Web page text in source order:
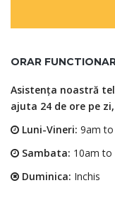
ORAR
Asistența noastră
ajuta 24 de ore pe
Luni-Vineri: 9am
Sambata: 10am to
Duminica: Inchis